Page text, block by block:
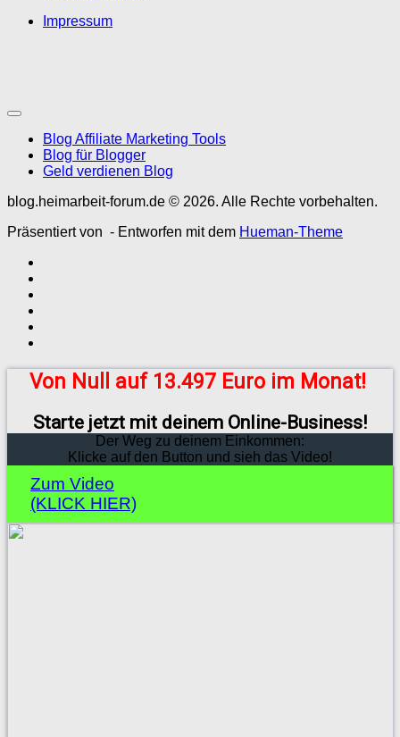
Impressum
Blog Affiliate Marketing Tools
Blog für Blogger
Geld verdienen Blog
blog.heimarbeit-forum.de © 2026. Alle Rechte vorbehalten.
Präsentiert von - Entworfen mit dem Hueman-Theme
Von Null auf 13.497 Euro im Monat!
Starte jetzt mit deinem Online-Business!
Der Weg zu deinem Einkommen:
Klicke auf den Button und sieh das Video!
Zum Video
(KLICK HIER)